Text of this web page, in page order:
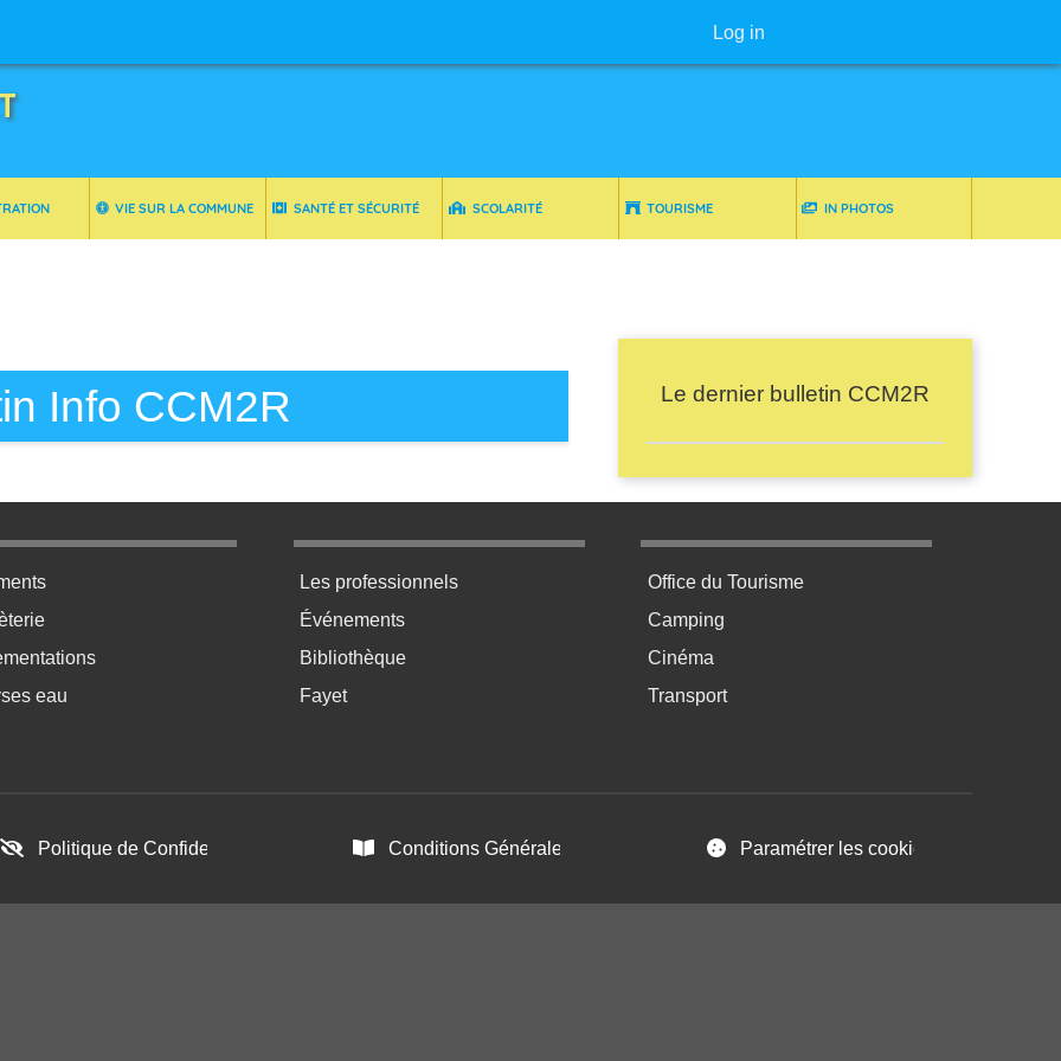
Log in
VIE SUR LA COMMUNE SANTÉ ET SÉCURITÉ SCOLARITÉ TOURISME IN PHOTOS
Info CCM2R Le dernier bulletin CCM2R
bas de page 2
eau
Menu pratique bas de page 3
Les professionnels
Événements
Bibliothèque
Fayet
Menu pratique bas de page 4
Office du Tourisme
Camping
Cinéma
Transport
Politique de Confidentialité Conditions Générales d’Utilisation Paramétrer les cookies